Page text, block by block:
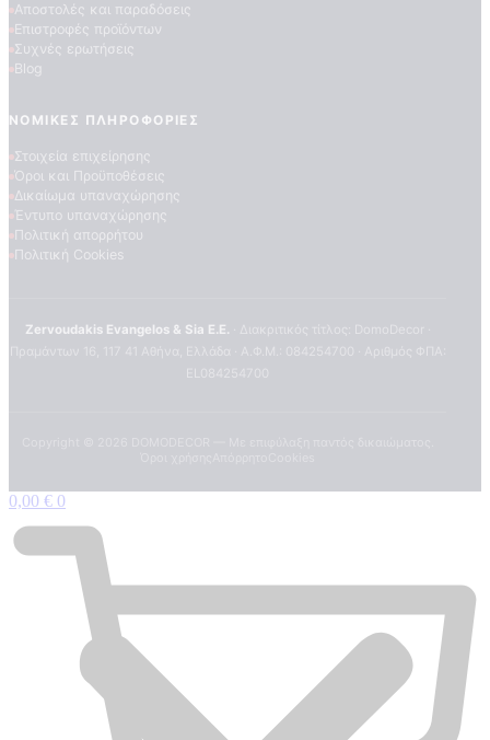
ΠΟΙΟΤΗΤΕΣ ΤΑΠΕΤΣΑΡΙΩΝ
ΕΠΕΞΗΓΗΣΗ ΣΥΜΒΟΛΩΝ
Αποστολές και παραδόσεις
Επιστροφές προϊόντων
Συχνές ερωτήσεις
Blog
ΝΟΜΙΚΈΣ ΠΛΗΡΟΦΟΡΊΕΣ
Στοιχεία επιχείρησης
Όροι και Προϋποθέσεις
Δικαίωμα υπαναχώρησης
Έντυπο υπαναχώρησης
Πολιτική απορρήτου
Πολιτική Cookies
Zervoudakis Evangelos & Sia E.E.
0,00 € 0